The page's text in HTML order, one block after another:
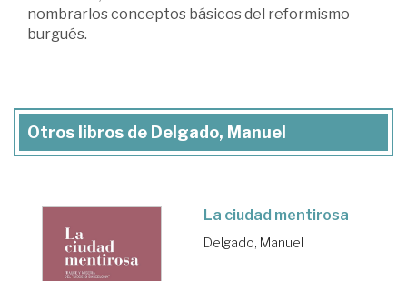
nombrarlos conceptos básicos del reformismo
burgués.
Otros libros de Delgado, Manuel
La ciudad mentirosa
Delgado, Manuel